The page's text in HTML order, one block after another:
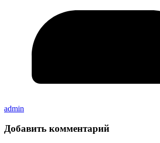
admin
Добавить комментарий